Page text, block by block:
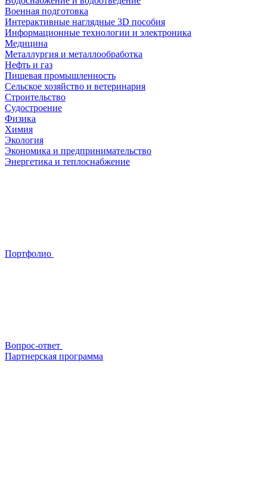
Военная подготовка
Интерактивные наглядные 3D пособия
Информационные технологии и электроника
Медицина
Металлургия и металлообработка
Нефть и газ
Пищевая промышленность
Сельское хозяйство и ветеринария
Строительство
Судостроение
Физика
Химия
Экология
Экономика и предпринимательство
Энергетика и теплоснабжение
Портфолио
Вопрос-ответ
Партнерская программа